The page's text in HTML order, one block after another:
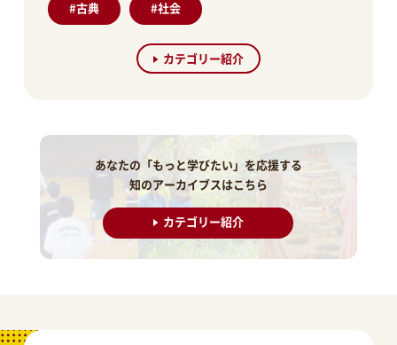
カテゴリー紹介
#古典 #社会
あなたの「もっと学びたい」を応援する
知のアーカイブスはこちら
カテゴリー紹介